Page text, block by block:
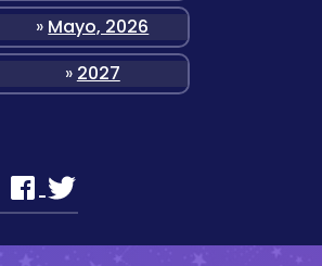
» Mayo, 2026
» 2027